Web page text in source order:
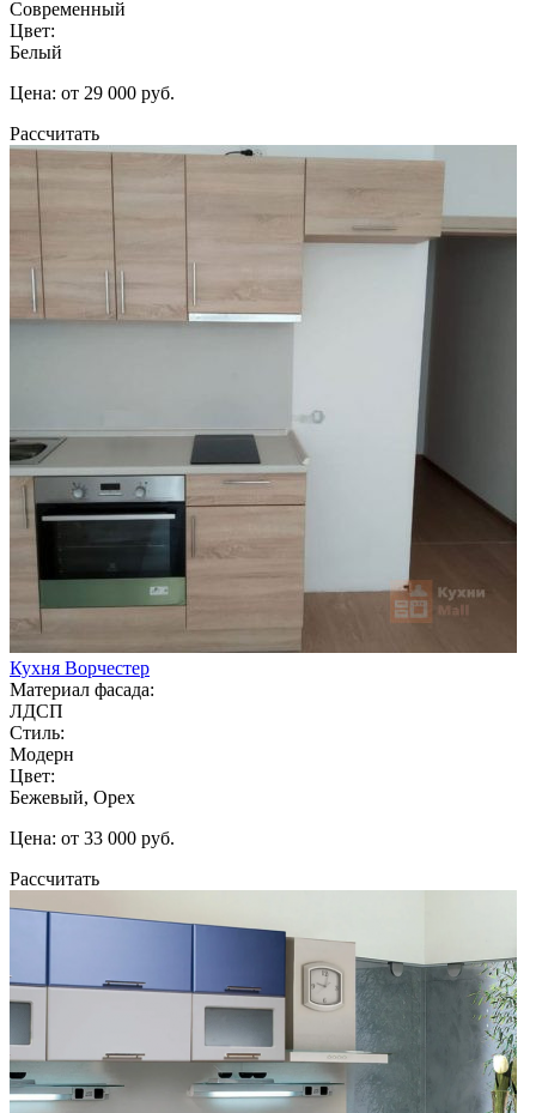
Современный
Цвет:
Белый
Цена: от 29 000 руб.
Рассчитать
Кухня Ворчестер
Материал фасада:
ЛДСП
Стиль:
Модерн
Цвет:
Бежевый, Орех
Цена: от 33 000 руб.
Рассчитать